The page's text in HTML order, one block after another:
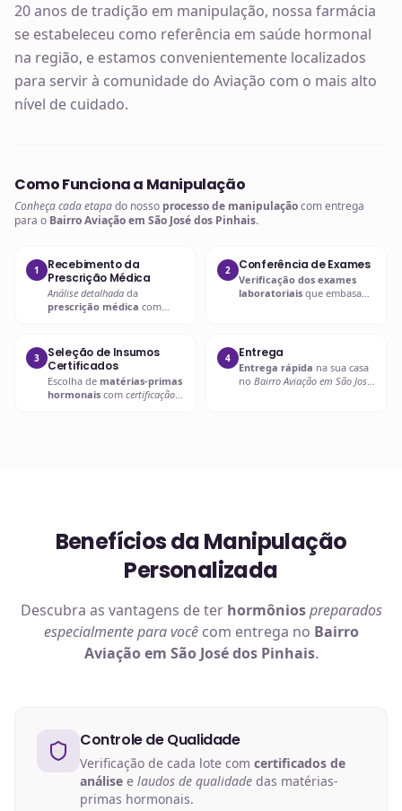
20 anos de tradição em manipulação, nossa farmácia
se estabeleceu como referência em saúde hormonal
na região, e estamos convenientemente localizados
para servir à comunidade do Aviação com o mais alto
nível de cuidado.
Como Funciona a Manipulação
Conheça cada etapado nosso processo de manipulaçãocom entrega
para o Bairro Aviação em São José dos Pinhais.
1
Recebimento da
Prescrição Médica
Análise detalhada da
prescrição médica com
2 Conferência de Exames
Verificação dos exames
laboratoriais que embasam
3
Seleção de Insumos
Certificados
Escolha de matérias-primas
hormonais com certificação
4 Entrega
Entrega rápida na sua casa
no Bairro Aviação em São José
Benefícios da Manipulação
Personalizada
Descubra as vantagens de ter hormônios preparados
especialmente para vocêcom entrega no Bairro
Aviação em São José dos Pinhais.
Controle de Qualidade
Verificação de cada lote com certificados de
análise e laudos de qualidade das matérias-
primas hormonais.